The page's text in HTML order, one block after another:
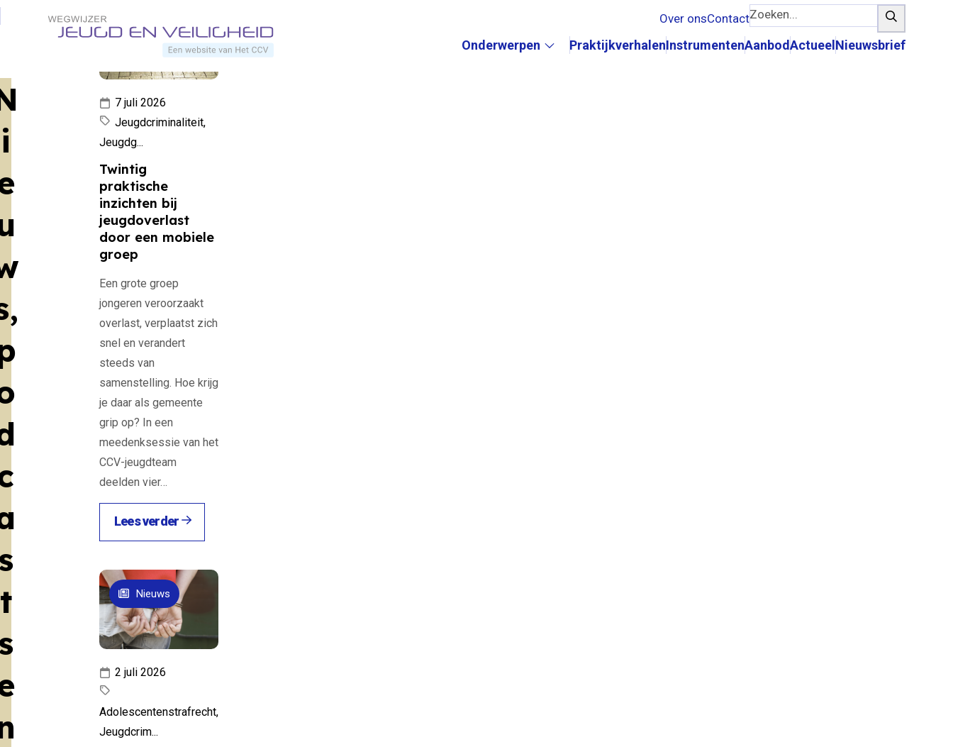
Direct naar content
Terug naar de startpagina Onderwerpen PraktijkverhalenInstrumentenAanbodActueel Nieuwsbrief
Over onsContactZoeken... Zoeken
i
t
Twintig
praktische
inzichten bij
jeugdoverlast
door een mobiele
groep
Een grote groep
jongeren veroorzaakt
overlast, verplaatst zich
snel en verandert
steeds van
samenstelling. Hoe krijg
je daar als gemeente
grip op? In een
meedenksessie van het
CCV-jeugdteam
deelden vier…
7 juli 2026
Jeugdcriminaliteit,
Jeugdg...
Lees verder
2 juli 2026
Adolescentenstrafrecht,
Jeugdcrim...
Nieuws